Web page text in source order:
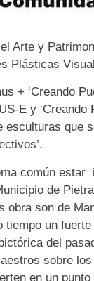
Arte y
Plásticas
+ ‘Creando
E y ‘Creando
que
común
de
son de
un
del
sobre
en un